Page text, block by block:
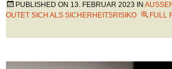
PUBLISHED ON 13. FEBRUAR 2023 IN
UTET SICH ALS SICHERHEITSRISIKO
FULL